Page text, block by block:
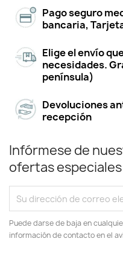
Pago seguro
bancaria,
Elige el envío
necesidades.
península)
Devoluciones
recepción
Infórmese de
ofertas especiales
Puede darse de baja en
información de contacto en el